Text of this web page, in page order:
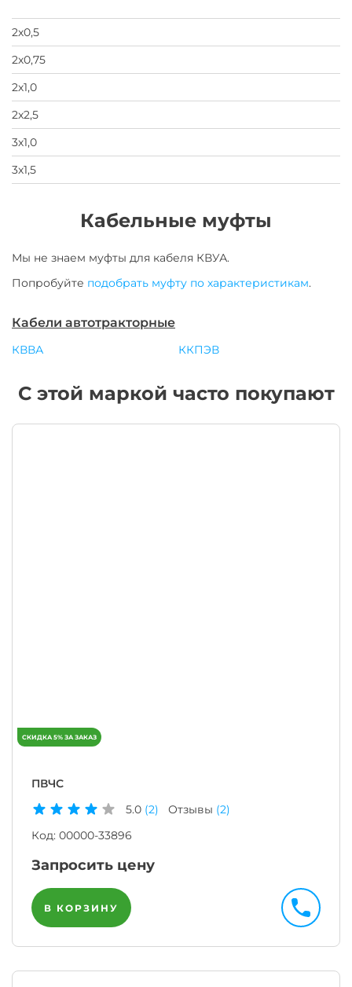
заявка
на
2х0,5
2х0,75
2х1,0
2х2,5
3х1,0
3х1,5
Кабельные муфты
Мы не знаем муфты для кабеля КВУА.
Попробуйте подобрать муфту по характеристикам.
Кабели автотракторные
КВВА ККПЭВ
С этой маркой часто покупают
ПВЧС
5.0 (2) Отзывы (2)
Код: 00000-33896
Запросить цену
В КОРЗИНУ